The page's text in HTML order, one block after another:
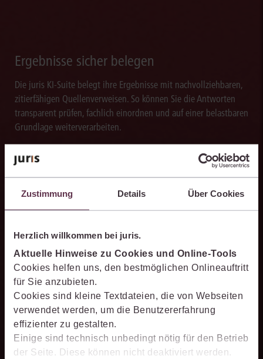
Zustimmung Details Über Cookies
Herzlich willkommen bei juris.
Aktuelle Hinweise zu Cookies und Online-Tools
Cookies helfen uns, den bestmöglichen Onlineauftritt
für Sie anzubieten.
Cookies sind kleine Textdateien, die von Webseiten
verwendet werden, um die Benutzererfahrung
effizienter zu gestalten.
Einige sind technisch unbedingt nötig für den Betrieb
der Seite. Diese können nicht deaktiviert werden.
Ergebnisse sicher belegen
Die juris KI-Suite belegt ihre Ergebnisse mit nachvollziehbaren,
zitierfähigen Quellenverweisen. So können Sie die Antworten
transparent prüfen, fachlich einordnen und auf einer belastbaren
Grundlage weiterverarbeiten.
Schneller analysieren
juristischer Fragestellungen. Sie hilft dabei, Sachverhalte
einzuordnen, Zusammenhänge zu erkennen und belastbare
Ansatzpunkte für die weitere Bearbeitung zu gewinnen. Dabei
können Sie sich auf die Quellenqualität und die Aktualität des
juris Datenraums verlassen.